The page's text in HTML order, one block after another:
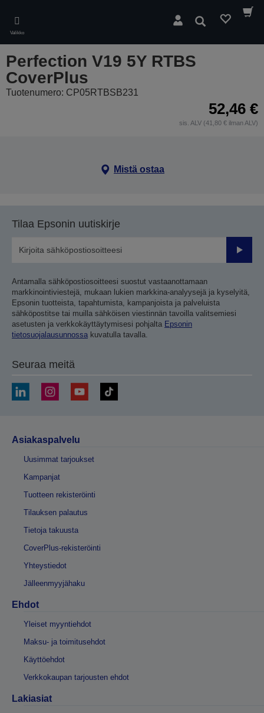
main
content
Valikko
Hae
Perfection V19 5Y RTBS
CoverPlus
Tuotenumero: CP05RTBSB231
52,46 €
sis. ALV (41,80 € ilman ALV)
Mistä ostaa
Tilaa Epsonin uutiskirje
Lähetä
Antamalla sähköpostiosoitteesi suostut vastaanottamaan
markkinointiviestejä, mukaan lukien markkina-analyysejä ja kyselyitä,
Epsonin tuotteista, tapahtumista, kampanjoista ja palveluista
sähköpostitse tai muilla sähköisen viestinnän tavoilla valitsemiesi
asetusten ja verkkokäyttäytymisesi pohjalta Epsonin
tietosuojalausunnossa kuvatulla tavalla.
Seuraa meitä
Asiakaspalvelu
Uusimmat tarjoukset
Kampanjat
Tuotteen rekisteröinti
Tilauksen palautus
Tietoja takuusta
CoverPlus-rekisteröinti
Yhteystiedot
Jälleenmyyjähaku
Ehdot
Yleiset myyntiehdot
Maksu- ja toimitusehdot
Käyttöehdot
Verkkokaupan tarjousten ehdot
Lakiasiat